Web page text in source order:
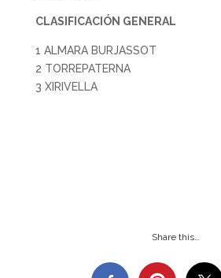
CLASIFICACIÓN GENERAL
1 ALMARA BURJASSOT
2 TORREPATERNA
3 XIRIVELLA
Share this…